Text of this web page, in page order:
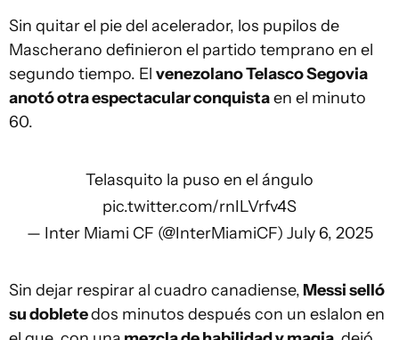
Sin quitar el pie del acelerador, los pupilos de
Mascherano definieron el partido temprano en el
segundo tiempo. El venezolano Telasco Segovia
anotó otra espectacular conquistaen el minuto
60.
Telasquito la puso en el ángulo
pic.twitter.com/rnILVrfv4S
— Inter Miami CF (@InterMiamiCF) July 6, 2025
Sin dejar respirar al cuadro canadiense, Messi selló
su dobletedos minutos después con un eslalon en